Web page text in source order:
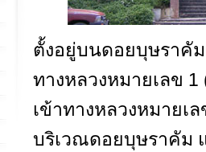
ตั้งอยู่บนดอยบุษราคัม
ทางหลวงหมายเลข 1
เข้าทางหลวงหมายเ
บริเวณดอยบุษราคัม